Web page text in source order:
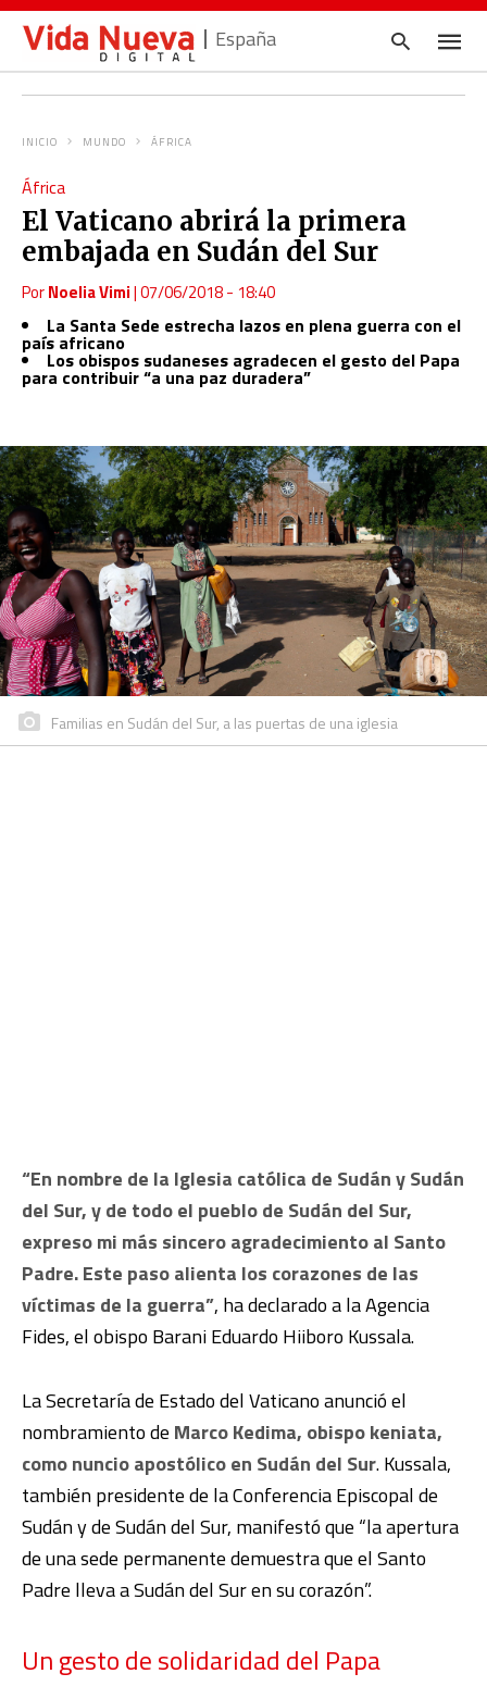
España
INICIO MUNDO ÁFRICA
África
El Vaticano abrirá la primera
embajada en Sudán del Sur
PorNoelia Vimi|07/06/2018 - 18:40
La Santa Sede estrecha lazos en plena guerra con el
país africano
Los obispos sudaneses agradecen el gesto del Papa
para contribuir “a una paz duradera”
Familias en Sudán del Sur, a las puertas de una iglesia
“En nombre de la Iglesia católica de Sudán y Sudán
del Sur, y de todo el pueblo de Sudán del Sur,
expreso mi más sincero agradecimiento al Santo
Padre. Este paso alienta los corazones de las
víctimas de la guerra”, ha declarado a la Agencia
Fides, el obispo Barani Eduardo Hiiboro Kussala.
La Secretaría de Estado del Vaticano anunció el
nombramiento de Marco Kedima, obispo keniata,
como nuncio apostólico en Sudán del Sur. Kussala,
también presidente de la Conferencia Episcopal de
Sudán y de Sudán del Sur, manifestó que “la apertura
de una sede permanente demuestra que el Santo
Padre lleva a Sudán del Sur en su corazón”.
Un gesto de solidaridad del Papa